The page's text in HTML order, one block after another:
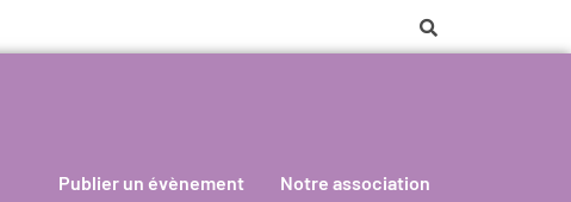
Publier un évènement Notre association